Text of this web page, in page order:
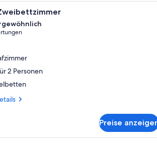
Ein ordentlich eingerichtetes
2 Personen
Preise